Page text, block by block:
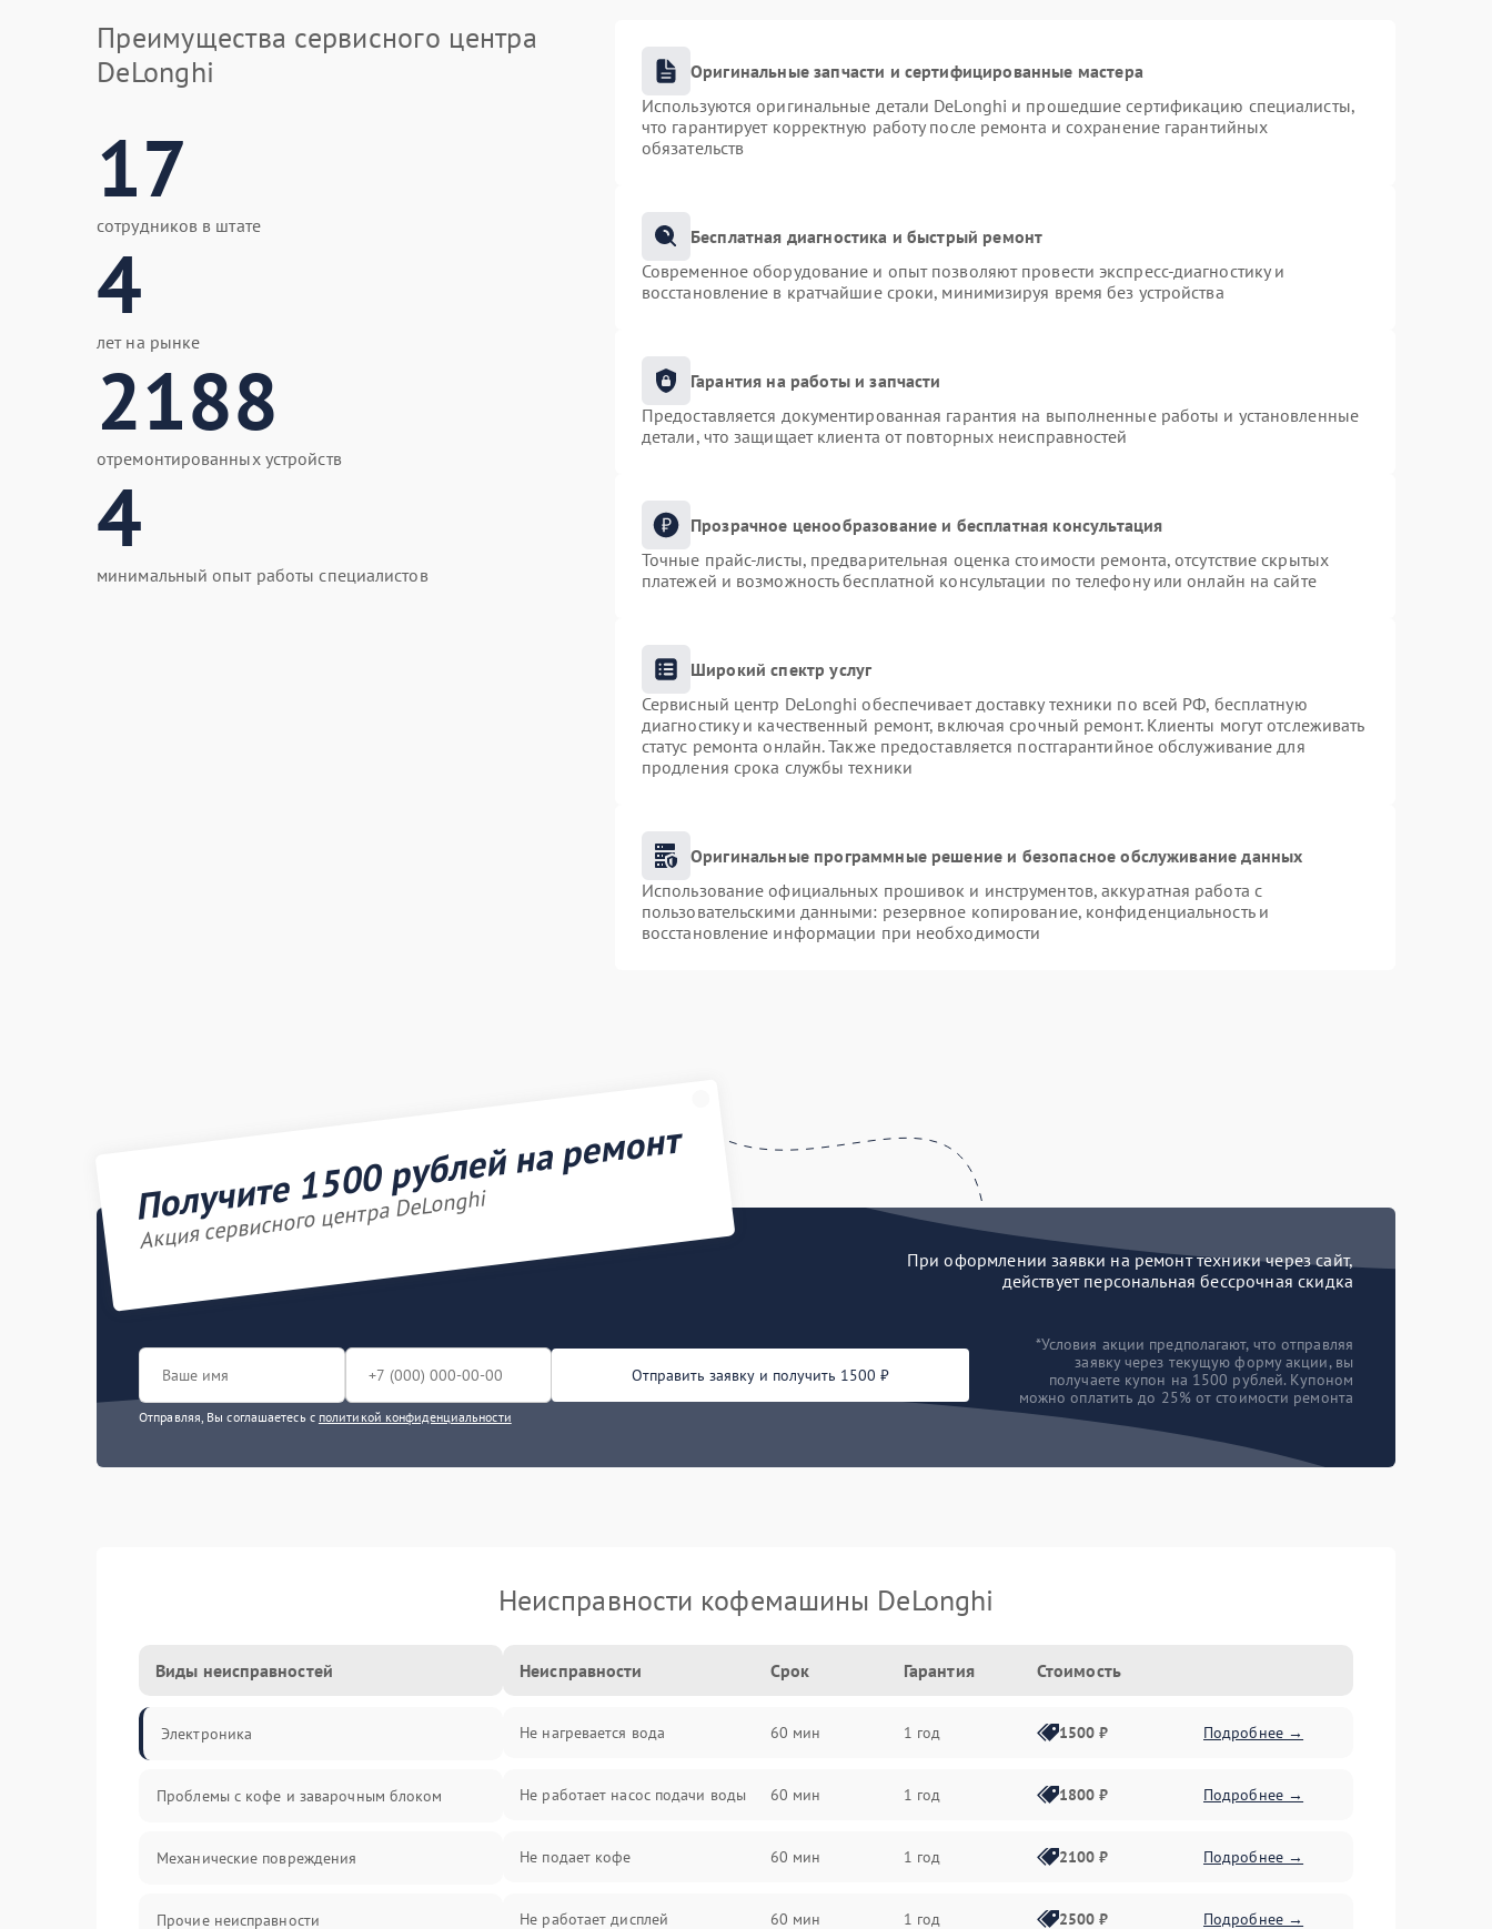
Преимущества сервисного центра
DeLonghi
17
сотрудников в штате
4
лет на рынке
2188
отремонтированных устройств
4
минимальный опыт работы специалистов
Оригинальные запчасти и сертифицированные мастера
Используются оригинальные детали DeLonghi и прошедшие сертификацию специалисты,
что гарантирует корректную работу после ремонта и сохранение гарантийных
обязательств
Бесплатная диагностика и быстрый ремонт
Современное оборудование и опыт позволяют провести экспресс-диагностику и
восстановление в кратчайшие сроки, минимизируя время без устройства
Гарантия на работы и запчасти
Предоставляется документированная гарантия на выполненные работы и установленные
детали, что защищает клиента от повторных неисправностей
Прозрачное ценообразование и бесплатная консультация
Точные прайс-листы, предварительная оценка стоимости ремонта, отсутствие скрытых
платежей и возможность бесплатной консультации по телефону или онлайн на сайте
Широкий спектр услуг
Сервисный центр DeLonghi обеспечивает доставку техники по всей РФ, бесплатную
диагностику и качественный ремонт, включая срочный ремонт. Клиенты могут отслеживать
статус ремонта онлайн. Также предоставляется постгарантийное обслуживание для
продления срока службы техники
Оригинальные программные решение и безопасное обслуживание данных
Использование официальных прошивок и инструментов, аккуратная работа с
пользовательскими данными: резервное копирование, конфиденциальность и
восстановление информации при необходимости
Получите 1500 рублей на ремонт
Акция сервисного центра DeLonghi
При оформлении заявки на ремонт техники через сайт,
действует персональная бессрочная скидка
Отправить заявку и получить 1500 ₽
Отправляя, Вы соглашаетесь с политикой конфиденциальности
*Условия акции предполагают, что отправляя
заявку через текущую форму акции, вы
получаете купон на 1500 рублей. Купоном
можно оплатить до 25% от стоимости ремонта
Неисправности кофемашины DeLonghi
Виды неисправностей
Электроника
Проблемы с кофе и заварочным блоком
Механические повреждения
Прочие неисправности
Неисправности Срок Гарантия Стоимость
Не нагревается вода 60 мин 1 год 1500 ₽ Подробнее →
Не работает насос подачи воды 60 мин 1 год 1800 ₽ Подробнее →
Не подает кофе 60 мин 1 год 2100 ₽ Подробнее →
Не работает дисплей 60 мин 1 год 2500 ₽ Подробнее →